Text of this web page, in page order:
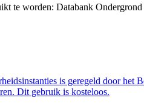
te worden: Databank
is geregeld door het
Dit gebruik is kosteloos.